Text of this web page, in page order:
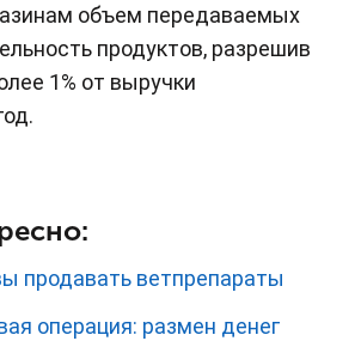
объем передаваемых
продуктов, разрешив
1% от выручки
продавать ветпрепараты
операция: размен денег